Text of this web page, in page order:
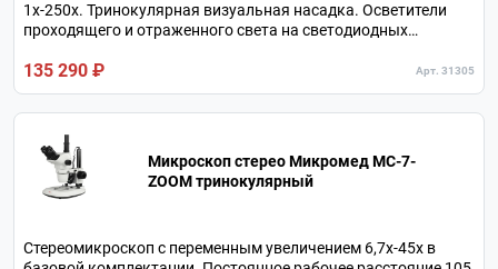
1х-250х. Тринокулярная визуальная насадка. Осветители
проходящего и отраженного света на светодиодных
135 290 ₽ Арт. 31305
Микроскоп стерео Микромед MC-7-
ZOOM тринокулярный
Стереомикроскоп с переменным увеличением 6,7х-45х в